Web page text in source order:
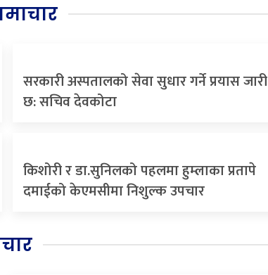
सरकारी अस्पतालको सेवा सुधार गर्ने प्रयास जारी
छ: सचिव देवकोटा
किशोरी र डा.सुनिलको पहलमा हुम्लाका प्रतापे
दमाईको केएमसीमा निशुल्क उपचार